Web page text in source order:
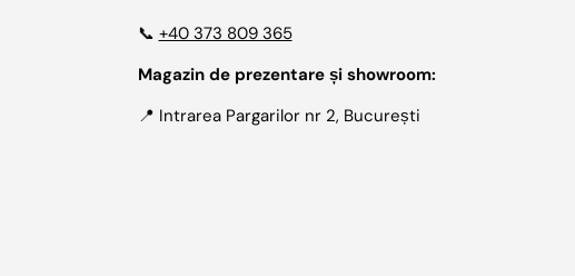
📞 +40 373 809 365
Magazin de prezentare și showroom:
📍 Intrarea Pargarilor nr 2, București